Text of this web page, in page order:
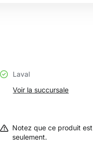
Laval
Voir la succursale
Notez que ce produit
seulement.